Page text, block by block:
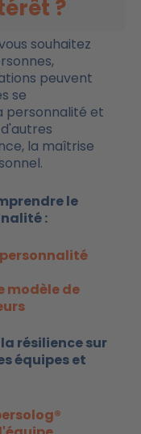
?
souhaitez
peuvent
se
personnalité et
la maîtrise
le
:
modèle de
résilience sur
équipes et